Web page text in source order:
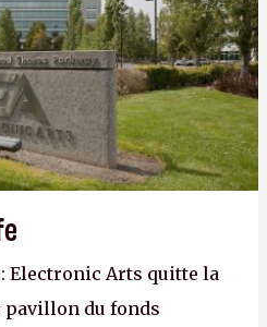
P.
Electronic Arts quitte la
pavillon du fonds